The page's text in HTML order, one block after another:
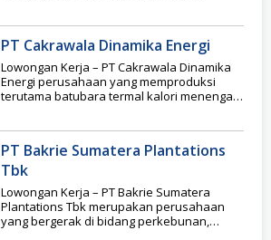
PT Cakrawala Dinamika Energi
Lowongan Kerja – PT Cakrawala Dinamika
Energi perusahaan yang memproduksi
terutama batubara termal kalori menengah
PT Bakrie Sumatera Plantations
Tbk
Lowongan Kerja – PT Bakrie Sumatera
Plantations Tbk merupakan perusahaan
yang bergerak di bidang perkebunan,